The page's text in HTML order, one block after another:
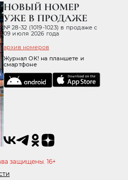
НОВЫЙ НОМЕР
УЖЕ В ПРОДАЖЕ
№ 28-32 (1019-1023) в продаже с
09 июля 2026 года
архив номеров
Журнал OK! на планшете и
смартфоне
защищены. 16+